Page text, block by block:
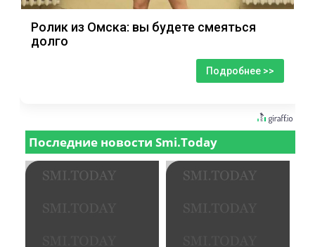
Ролик из Омска: вы будете смеяться
долго
Подробнее >>